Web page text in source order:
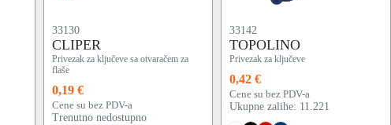
33130
CLIPER
Privezak za ključeve sa otvaračem za
flaše
0,19 €
Cene su bez PDV-a
Trenutno nedostupno
33142
TOPOLINO
Privezak za ključeve
0,42 €
Cene su bez PDV-a
Ukupne zalihe: 11.221